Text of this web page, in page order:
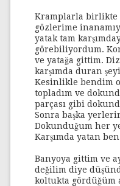
Kramplarla birlikte
gözlerime
yatak tam
görebiliyordum.
ve yatağa gittim.
karşımda duran
Kesinlikle bendim
topladım ve
parçası gibi
Sonra başka
Dokunduğum her
Karşımda yatan
Banyoya gittim ve
değilim diye
koltukta gördüğüm